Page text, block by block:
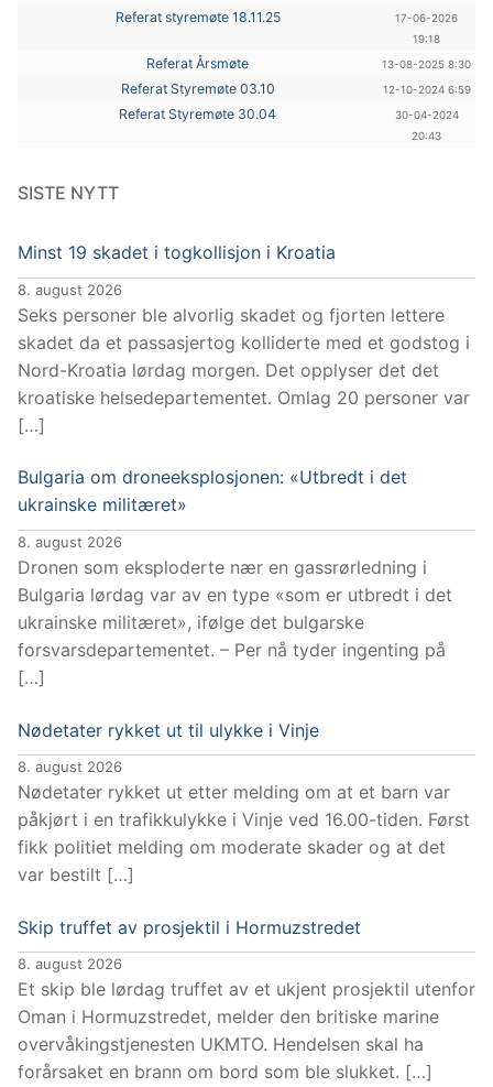
Referat styremøte 18.11.25
17-06-2026
19:18
Referat Årsmøte 13-08-2025 8:30
Referat Styremøte 03.10 12-10-2024 6:59
Referat Styremøte 30.04
30-04-2024
20:43
SISTE NYTT
Minst 19 skadet i togkollisjon i Kroatia
8. august 2026
Seks personer ble alvorlig skadet og fjorten lettere
skadet da et passasjertog kolliderte med et godstog i
Nord-Kroatia lørdag morgen. Det opplyser det det
kroatiske helsedepartementet. Omlag 20 personer var
[…]
Bulgaria om droneeksplosjonen: «Utbredt i det
ukrainske militæret»
8. august 2026
Dronen som eksploderte nær en gassrørledning i
Bulgaria lørdag var av en type «som er utbredt i det
ukrainske militæret», ifølge det bulgarske
forsvarsdepartementet. – Per nå tyder ingenting på
[…]
Nødetater rykket ut til ulykke i Vinje
8. august 2026
Nødetater rykket ut etter melding om at et barn var
påkjørt i en trafikkulykke i Vinje ved 16.00-tiden. Først
fikk politiet melding om moderate skader og at det
var bestilt […]
Skip truffet av prosjektil i Hormuzstredet
8. august 2026
Et skip ble lørdag truffet av et ukjent prosjektil utenfor
Oman i Hormuzstredet, melder den britiske marine
overvåkingstjenesten UKMTO. Hendelsen skal ha
forårsaket en brann om bord som ble slukket. […]